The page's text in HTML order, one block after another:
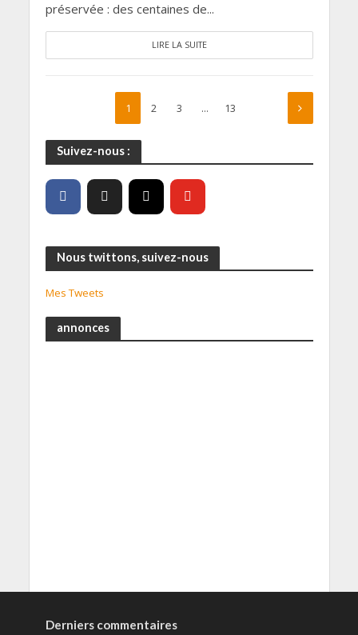
préservée : des centaines de...
LIRE LA SUITE
1 2 3 … 13
Suivez-nous :
Nous twittons, suivez-nous
Mes Tweets
annonces
Derniers commentaires